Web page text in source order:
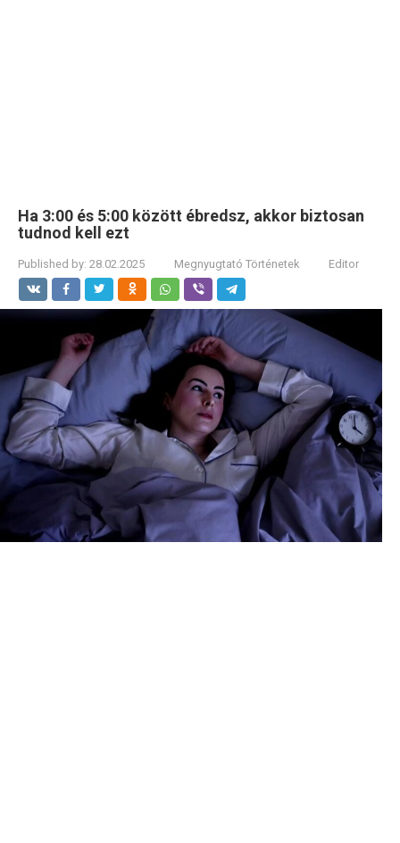
Ha 3:00 és 5:00 között ébredsz, akkor biztosan
tudnod kell ezt
Published by: 28.02.2025 Megnyugtató Történetek Editor